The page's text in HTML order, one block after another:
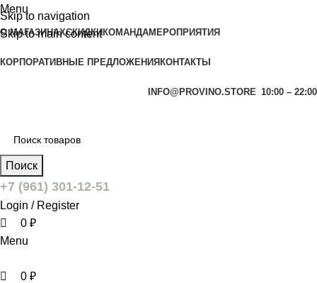
Skip to navigation
Skip to main content
Menu
О МАГАЗИНАХСКИДКИКОМАНДАМЕРОПРИЯТИЯ
КОРПОРАТИВНЫЕ ПРЕДЛОЖЕНИЯ КОНТАКТЫ
INFO@PROVINO.STORE 10:00 – 22:00
Поиск
+7 (961) 301-12-51
Login / Register
0 ₽
Menu
0 ₽